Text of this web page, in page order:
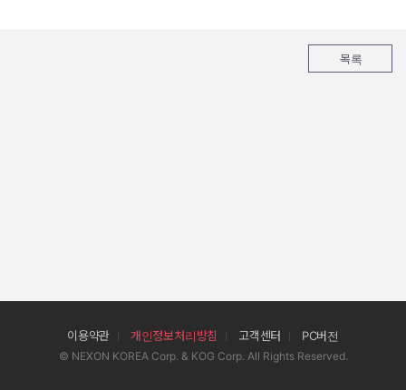
목록
이용약관 개인정보처리방침 고객센터 PC버전
© NEXON KOREA Corp. & KOG Corp. All Rights Reserved.